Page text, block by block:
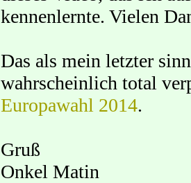
kennenlernte. Vielen
Das als mein letzter
wahrscheinlich total
Europawahl 2014.
Gruß
Onkel Matin